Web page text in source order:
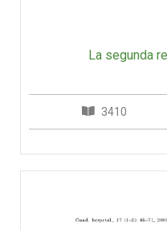
La segunda
3410